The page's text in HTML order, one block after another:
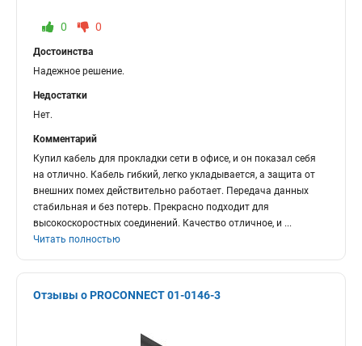
0 0
Достоинства
Надежное решение.
Недостатки
Нет.
Комментарий
Купил кабель для прокладки сети в офисе, и он показал себя
на отлично. Кабель гибкий, легко укладывается, а защита от
внешних помех действительно работает. Передача данных
стабильная и без потерь. Прекрасно подходит для
высокоскоростных соединений. Качество отличное, и ...
Читать полностью
Отзывы о PROCONNECT 01-0146-3